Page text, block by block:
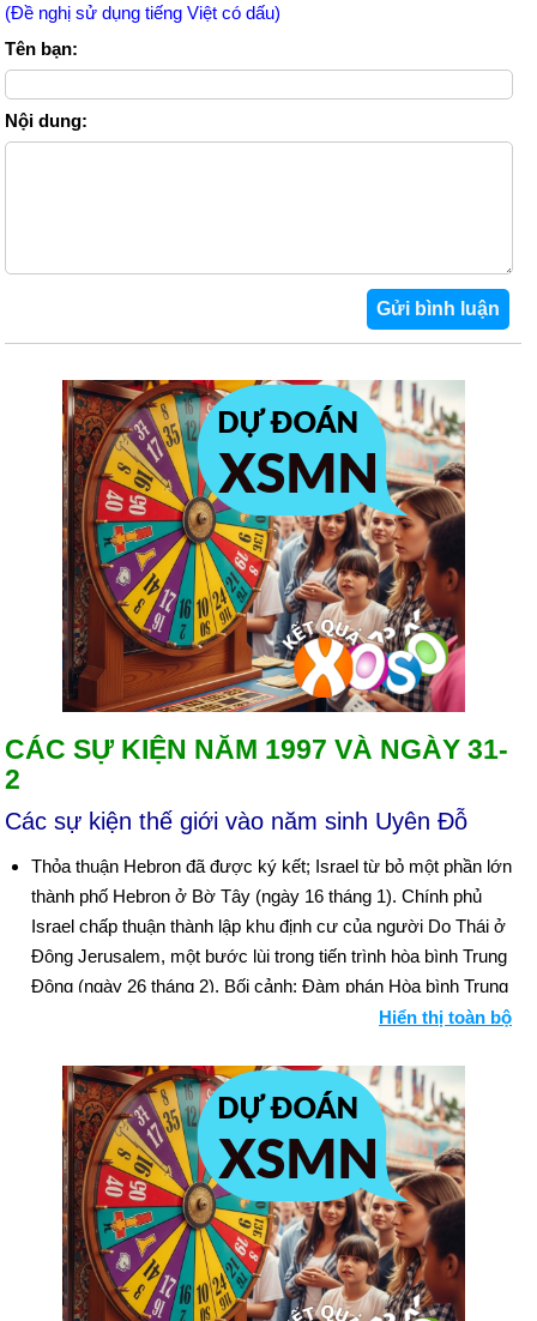
(Đề nghị sử dụng tiếng Việt có dấu)
Tên bạn:
Nội dung:
CÁC SỰ KIỆN NĂM 1997 VÀ NGÀY 31-
2
Các sự kiện thế giới vào năm sinh Uyên Đỗ
Thỏa thuận Hebron đã được ký kết; Israel từ bỏ một phần lớn
thành phố Hebron ở Bờ Tây (ngày 16 tháng 1). Chính phủ
Israel chấp thuận thành lập khu định cư của người Do Thái ở
Đông Jerusalem, một bước lùi trong tiến trình hòa bình Trung
Đông (ngày 26 tháng 2). Bối cảnh: Đàm phán Hòa bình Trung
phẩm vàng của Đức Quốc xã (ngày 3 tháng 2).
Hồng Kông trở lại chế độ cai trị của Trung Quốc (ngày 30
tháng 6).
Khmer Đỏ tổ chức phiên tòa xét xử thủ lĩnh lâu năm Pol Pot
(ngày 25 tháng 7).
Gói thanh toán đầu tiên của Thụy Sĩ cho các nạn nhân
Holocaust (ngày 17 tháng 9).
Liên minh Châu Âu có kế hoạch kết nạp sáu quốc gia (ngày 13
Hiển thị toàn bộ